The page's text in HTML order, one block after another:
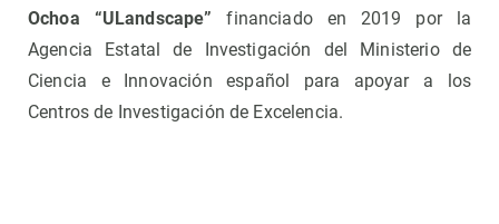
Ochoa “ULandscape” financiado en 2019 por la
Agencia Estatal de Investigación del Ministerio de
Ciencia e Innovación español para apoyar a los
Centros de Investigación de Excelencia.